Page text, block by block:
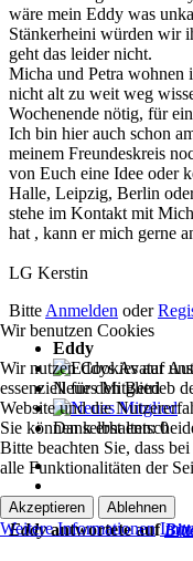
wäre mein Eddy was
Stänkerheini würden wir
geht das leider nicht.
Micha und Petra wohnen
nicht alt zu weit weg
Wochenende nötig, für
Ich bin hier auch schon
meinem Freundeskreis
von Euch eine Idee oder
Halle, Leipzig, Berlin
stehe im Kontakt mit
hat , kann er mich gerne
LG Kerstin
BitteAnmelden oder
Eddy
Neues Mitglied
Dank erhalten: 0
Eddyantwortete auf
Wir benutzen Cookies
Wir nutzen Cookies auf
essenziell für den Betrieb
Website und die
Sie können selbst
Bitte beachten Sie, dass
alle Funktionalitäten der
Akzeptieren Ablehnen
Weitere Informationen